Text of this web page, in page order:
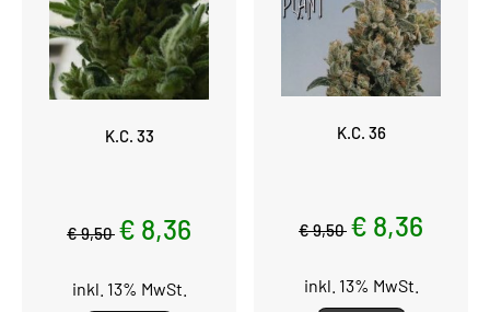
K.C. 33
€ 9,50 € 8,36
inkl. 13% MwSt.
K.C. 36
€ 9,50 € 8,36
inkl. 13% MwSt.